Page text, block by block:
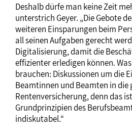
Deshalb dürfe man keine Zeit
unterstrich Geyer. „Die Gebote
weiteren Einsparungen beim
all seinen Aufgaben gerecht
Digitalisierung, damit die
effizienter erledigen können.
brauchen: Diskussionen um die
Beamtinnen und Beamten in die
Rentenversicherung, denn das
Grundprinzipien des
indiskutabel.“